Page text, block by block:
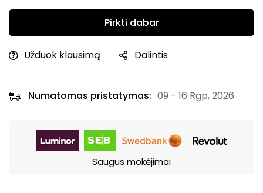
Pirkti dabar
Užduok klausimą Dalintis
Numatomas pristatymas: 09 - 16 Rgp, 2026
Saugus mokėjimai